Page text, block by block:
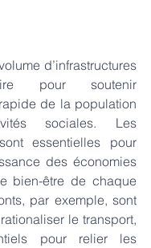
d’infrastructures
pour soutenir
de la population
sociales. Les
essentielles pour
des économies
bien-être de chaque
, par exemple, sont
le transport,
pour relier les